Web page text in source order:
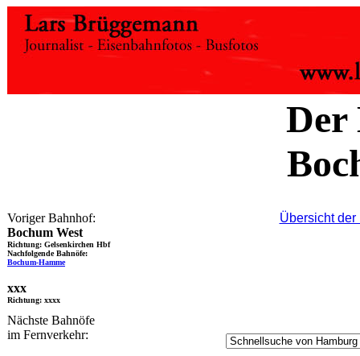
Der
Voriger Bahnhof:
Bochum West
Richtung: Gelsenkirchen Hbf
Nachfolgende Bahnöfe:
Bochum-Hamme
xxx
Richtung: xxxx
Nächste Bahnöfe
im Fernverkehr:
Übersicht der